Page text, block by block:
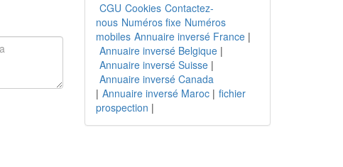
CGU Cookies Contactez-
nous Numéros fixe Numéros
mobiles Annuaire inversé France|
Annuaire inversé Belgique|
Annuaire inversé Suisse|
Annuaire inversé Canada
| Annuaire inversé Maroc| fichier
prospection |